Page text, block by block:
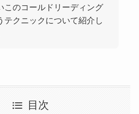
このコールドリーディング
テクニックについて紹介し
目次